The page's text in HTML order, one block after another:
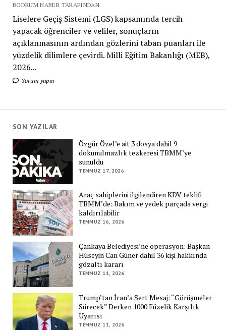
BODRUM HABER TARAFINDAN
Liselere Geçiş Sistemi (LGS) kapsamında tercih
yapacak öğrenciler ve veliler, sonuçların
açıklanmasının ardından gözlerini taban puanları ile
yüzdelik dilimlere çevirdi. Milli Eğitim Bakanlığı (MEB),
2026...
Yorum yapın
SON YAZILAR
Özgür Özel’e ait 3 dosya dahil 9
dokunulmazlık tezkeresi TBMM’ye
sunuldu
TEMMUZ 17, 2026
Araç sahiplerini ilgilendiren KDV teklifi
TBMM’de: Bakım ve yedek parçada vergi
kaldırılabilir
TEMMUZ 16, 2026
Çankaya Belediyesi’ne operasyon: Başkan
Hüseyin Can Güner dahil 36 kişi hakkında
gözaltı kararı
TEMMUZ 11, 2026
Trump’tan İran’a Sert Mesaj: “Görüşmeler
Sürecek” Derken 1000 Füzelik Karşılık
Uyarısı
TEMMUZ 11, 2026